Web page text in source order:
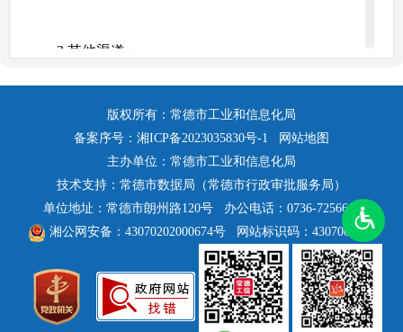
3.其他渠道：
、便民资料等途径予以公开
；
（2）可以到本机关负责政府信息公开事务的信
息中心查阅。
（三）公开时限
属于主动公开范围的政府信息，自该政府信息
形成或者变更之日起20个工作日内予以公开。法
律、法规对政府信息公开的期限另有规定的，从其
规定。
二、依申请公开
版权所有：常德市工业和信息化局
备案序号： 湘ICP备2023035830号-1
网站地图
主办单位：常德市工业和信息化局
技术支持：常德市数据局（常德市行政审批服务局）
单位地址：常德市朗州路120号
办公电话：0736-7256603
湘公网安备：43070202000674号
网站标识码：4307000055